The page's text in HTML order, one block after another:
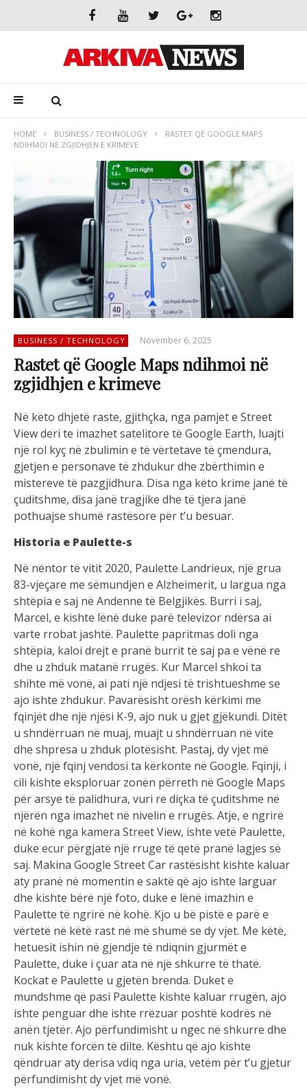
HOME BUSINESS / TECHNOLOGY
RASTET QË GOOGLE MAPS
NDIHMOI NË ZGJIDHJEN E KRIMEVE
BUSINESS / TECHNOLOGY November 6, 2025
Rastet që Google Maps ndihmoi në
zgjidhjen e krimeve
Në këto dhjetë raste, gjithçka, nga pamjet e Street
View deri te imazhet satelitore të Google Earth, luajti
një rol kyç në zbulimin e të vërtetave të çmendura,
gjetjen e personave të zhdukur dhe zbërthimin e
mistereve të pazgjidhura. Disa nga këto krime janë të
çuditshme, disa janë tragjike dhe të tjera janë
pothuajse shumë rastësore për t’u besuar.
Historia e Paulette-s
Në nëntor të vitit 2020, Paulette Landrieux, një grua
83-vjeçare me sëmundjen e Alzheimerit, u largua nga
shtëpia e saj në Andenne të Belgjikës. Burri i saj,
Marcel, e kishte lënë duke parë televizor ndërsa ai
varte rrobat jashtë. Paulette papritmas doli nga
shtëpia, kaloi drejt e pranë burrit të saj pa e vënë re
dhe u zhduk matanë rrugës. Kur Marcel shkoi ta
shihte më vonë, ai pati një ndjesi të trishtueshme se
ajo ishte zhdukur. Pavarësisht orësh kërkimi me
fqinjët dhe një njësi K-9, ajo nuk u gjet gjëkundi. Ditët
u shndërruan në muaj, muajt u shndërruan në vite
dhe shpresa u zhduk plotësisht. Pastaj, dy vjet më
vonë, një fqinj vendosi ta kërkonte në Google. Fqinji, i
cili kishte eksploruar zonën përreth në Google Maps
për arsye të palidhura, vuri re diçka të çuditshme në
njërën nga imazhet në nivelin e rrugës. Atje, e ngrirë
në kohë nga kamera Street View, ishte vetë Paulette,
duke ecur përgjatë një rruge të qetë pranë lagjes së
saj. Makina Google Street Car rastësisht kishte kaluar
aty pranë në momentin e saktë që ajo ishte larguar
dhe kishte bërë një foto, duke e lënë imazhin e
Paulette të ngrirë në kohë. Kjo u bë pistë e parë e
vërtetë në këtë rast në më shumë se dy vjet. Me këtë,
hetuesit ishin në gjendje të ndiqnin gjurmët e
Paulette, duke i çuar ata në një shkurre të thatë.
Kockat e Paulette u gjetën brenda. Duket e
mundshme që pasi Paulette kishte kaluar rrugën, ajo
ishte penguar dhe ishte rrëzuar poshtë kodrës në
anën tjetër. Ajo përfundimisht u ngec në shkurre dhe
nuk kishte forcën të dilte. Kështu që ajo kishte
qëndruar aty derisa vdiq nga uria, vetëm për t’u gjetur
përfundimisht dy vjet më vonë.